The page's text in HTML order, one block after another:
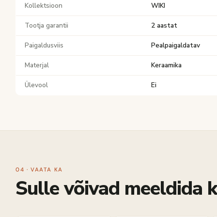
Kollektsioon WIKI
Tootja garantii 2 aastat
Paigaldusviis Pealpaigaldatav
Materjal Keraamika
Ülevool Ei
04 · VAATA KA
Sulle võivad meeldida